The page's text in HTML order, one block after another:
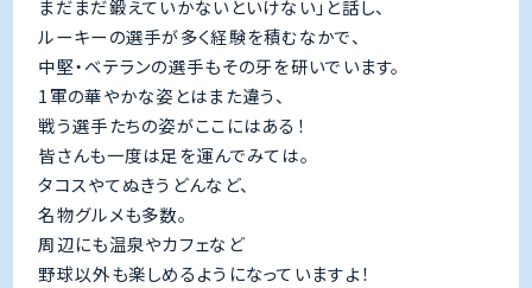
まだまだ鍛えていかないといけない」と話し、
ルーキーの選手が多く経験を積むなかで、
中堅・ベテランの選手もその牙を研いでいます。
1軍の華やかな姿とはまた違う、
戦う選手たちの姿がここにはある！
皆さんも一度は足を運んでみては。
タコスやてぬきうどんなど、
名物グルメも多数。
周辺にも温泉やカフェなど
野球以外も楽しめるようになっていますよ！